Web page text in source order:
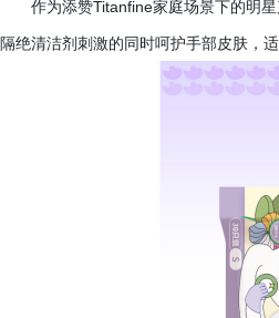
作为添赞Titanfine家庭场景下的明
隔绝清洁剂刺激的同时呵护手部皮肤，